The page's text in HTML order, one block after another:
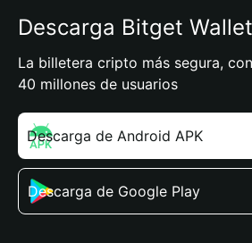
Descarga Bitget
La billetera cripto más segura,
40 millones de usuarios
Descarga de Android APK
Descarga de Google Play